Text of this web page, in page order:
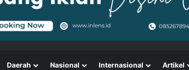
Daerah Nasional Internasional Artikel